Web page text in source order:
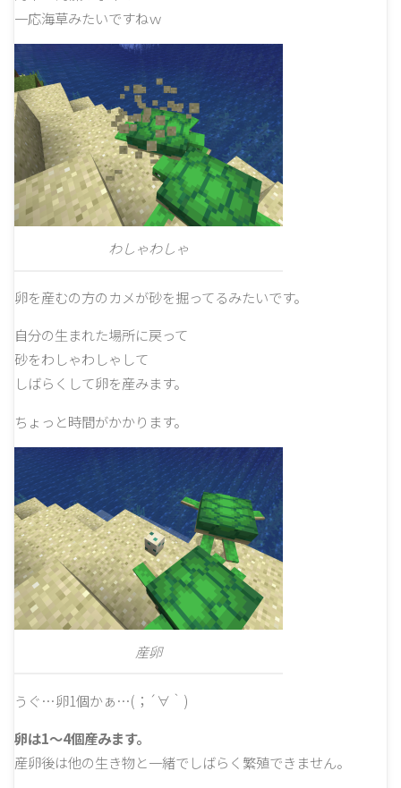
一応海草みたいですねｗ
わしゃわしゃ
卵を産むの方のカメが砂を掘ってるみたいです。
自分の生まれた場所に戻って
砂をわしゃわしゃして
しばらくして卵を産みます。
ちょっと時間がかかります。
産卵
うぐ…卵1個かぁ…(；´∀｀)
卵は1～4個産みます。
産卵後は他の生き物と一緒でしばらく繁殖できません。